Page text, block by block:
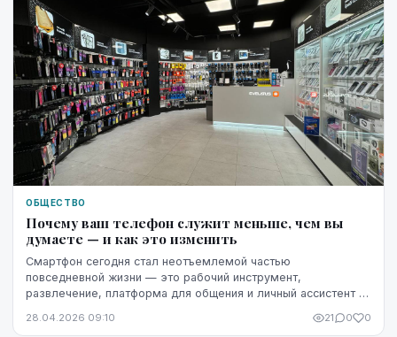
ОБЩЕСТВО
Почему ваш телефон служит меньше, чем вы
думаете — и как это изменить
Смартфон сегодня стал неотъемлемой частью
повседневной жизни — это рабочий инструмент,
развлечение, платформа для общения и личный ассистент в
как...
28.04.2026 09:10 21 0 0